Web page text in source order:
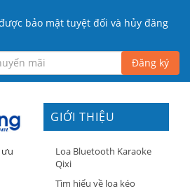
bảo mật tuyệt đối và hủy đăng
Đăng ký
ưu
GIỚI THIỆU
Loa Bluetooth Karaoke
Qixi
Tìm hiểu về loa kéo